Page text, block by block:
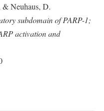
& Neuhaus, D.
subdomain of PARP-1;
activation and